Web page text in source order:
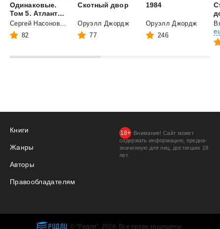
Одинаковые.
Том 5. Атлантида
Сергей Насоновский
82
Скотный двор
Оруэлл Джордж
77
1984
Оруэлл Джордж
246
Книги
Жанры
Авторы
Правообладателям
Внимание! Сайт может
содержать информацию, предна­
значенную для лиц, дости­гших 18
лет.
РИДЛИ © “Ридли”, 2026. Все права защищены.